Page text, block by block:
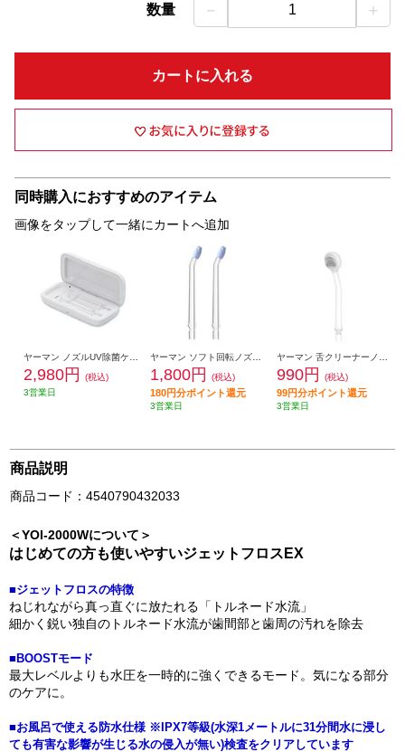
数量 － 1 ＋
カートに入れる
同時購入におすすめのアイテム
画像をタップして一緒にカートへ追加
2,980円
(税込)
3営業日
ヤーマン ソフト回転ノズル 2本入り YOI-SN2
1,800円 (税込)
180円分ポイント還元
3営業日
990円 (税込)
99円分ポイント還元
3営業日
商品説明
商品コード：4540790432033
＜YOI-2000Wについて＞
はじめての方も使いやすいジェットフロスEX
■ジェットフロスの特徴
ねじれながら真っ直ぐに放たれる「トルネード水流」
細かく鋭い独自のトルネード水流が歯間部と歯周の汚れを除去
■BOOSTモード
最大レベルよりも水圧を一時的に強くできるモード。気になる部分
のケアに。
■お風呂で使える防水仕様 ※IPX7等級(水深1メートルに31分間水に浸し
ても有害な影響が生じる水の侵入が無い)検査をクリアしています